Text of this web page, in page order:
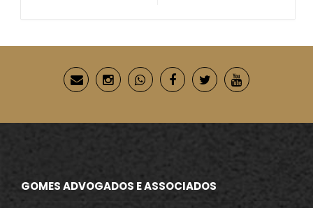
GOMES ADVOGADOS E ASSOCIADOS